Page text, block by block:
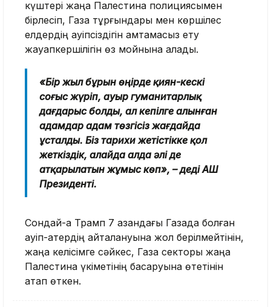
күштері жаңа Палестина полициясымен
бірлесіп, Газа тұрғындары мен көршілес
елдердің қауіпсіздігін қамтамасыз ету
жауапкершілігін өз мойнына алады.
«Бір жыл бұрын өңірде қиян-кескі
соғыс жүріп, ауыр гуманитарлық
дағдарыс болды, ал кепілге алынған
адамдар адам төзгісіз жағдайда
ұсталды. Біз тарихи жетістікке қол
жеткіздік, алайда алда әлі де
атқарылатын жұмыс көп», – деді АҚШ
Президенті.
Сондай-ақ Трамп 7 қазандағы Газада болған
қауіп-қатердің қайталануына жол берілмейтінін,
жаңа келісімге сәйкес, Газа секторы жаңа
Палестина үкіметінің басқаруына өтетінін
атап өткен.